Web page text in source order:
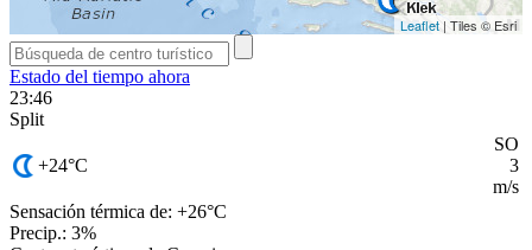
Leaflet | Tiles © Esri
Estado del tiempo ahora
23:46
Split
+24°C
SO
3
m/s
Sensación térmica de: +26°C
Precip.: 3%